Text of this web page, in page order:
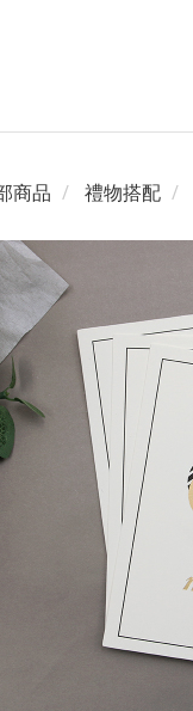
商品 禮物搭配